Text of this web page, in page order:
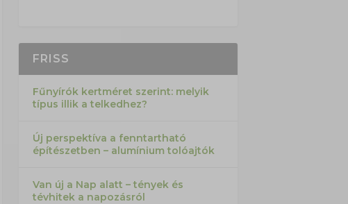
FRISS
Fűnyírók kertméret szerint: melyik
típus illik a telkedhez?
Új perspektíva a fenntartható
építészetben – alumínium tolóajtók
Van új a Nap alatt – tények és
tévhitek a napozásról